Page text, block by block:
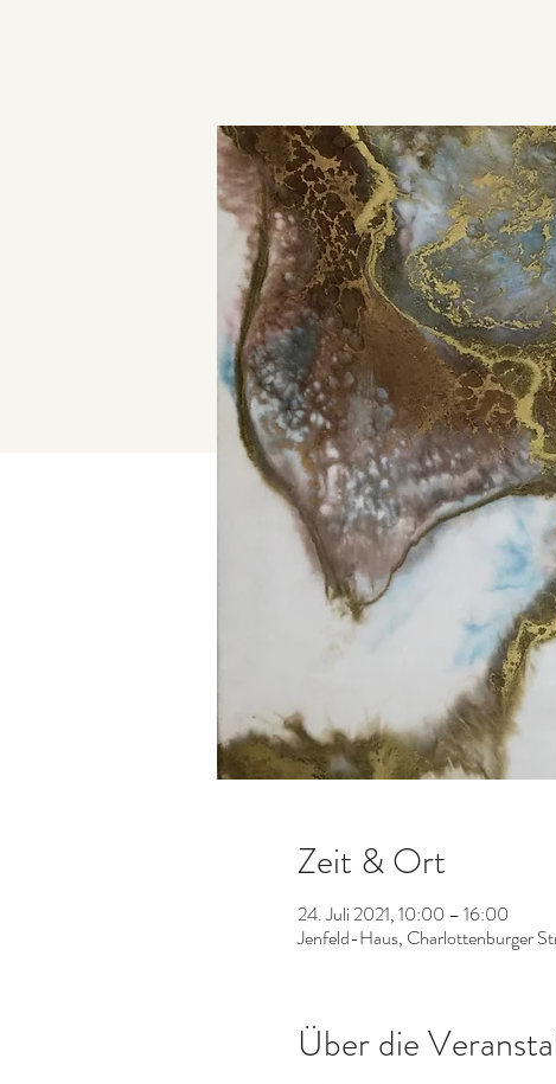
Zeit & Ort
24. Juli 2021, 10:00 – 16:00
Jenfeld-Haus, Charlottenburger
Über die